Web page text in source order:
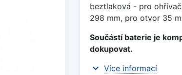
beztlaková - pro
298 mm, pro otvor 35
Součástí baterie je
dokupovat.
expand_more Více informací